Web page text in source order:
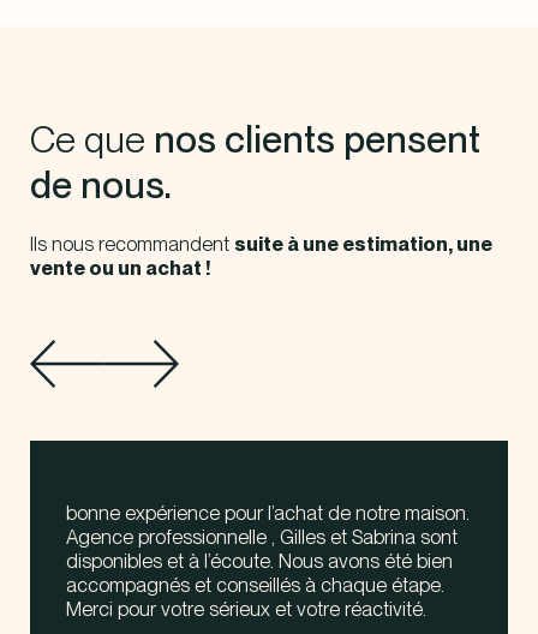
Ce que nos clients pensent
de nous.
Ils nous recommandent suite à une estimation, une
vente ou un achat !
bonne expérience pour l’achat de notre maison.
Agence professionnelle , Gilles et Sabrina sont
disponibles et à l’écoute. Nous avons été bien
accompagnés et conseillés à chaque étape.
Merci pour votre sérieux et votre réactivité.